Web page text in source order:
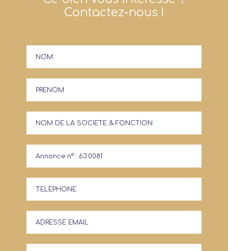
Contactez-nous !